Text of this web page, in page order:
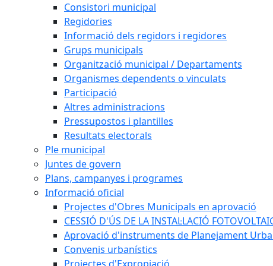
Consistori municipal
Regidories
Informació dels regidors i regidores
Grups municipals
Organització municipal / Departaments
Organismes dependents o vinculats
Participació
Altres administracions
Pressupostos i plantilles
Resultats electorals
Ple municipal
Juntes de govern
Plans, campanyes i programes
Informació oficial
Projectes d'Obres Municipals en aprovació
CESSIÓ D'ÚS DE LA INSTAL·LACIÓ
Aprovació d'instruments de Planejament
Convenis urbanístics